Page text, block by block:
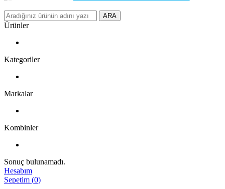
ARA
Ürünler
Kategoriler
Markalar
Kombinler
Sonuç bulunamadı.
Hesabım
Sepetim (0)